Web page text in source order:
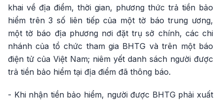
khai về địa điểm, thời gian, phương thức trả tiền bảo
hiểm trên 3 số liên tiếp của một tờ báo trung ương,
một tờ báo địa phương nơi đặt trụ sở chính, các chi
nhánh của tổ chức tham gia BHTG và trên một báo
điện tử của Việt Nam; niêm yết danh sách người được
trả tiền bảo hiểm tại địa điểm đã thông báo.
- Khi nhận tiền bảo hiểm, người được BHTG phải xuất